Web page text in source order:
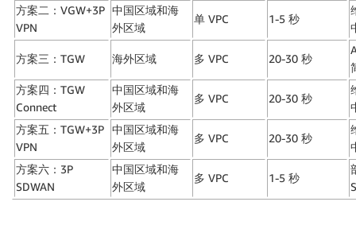
方案二：VGW+3P
VPN
中国区域和海
外区域
单 VPC 1-5 秒
方案三：TGW 海外区域 多 VPC 20-30 秒
方案四：TGW
Connect
中国区域和海
外区域
多 VPC 20-30 秒
方案五：TGW+3P
VPN
中国区域和海
外区域
多 VPC 20-30 秒
方案六：3P
SDWAN
中国区域和海
外区域
多 VPC 1-5 秒